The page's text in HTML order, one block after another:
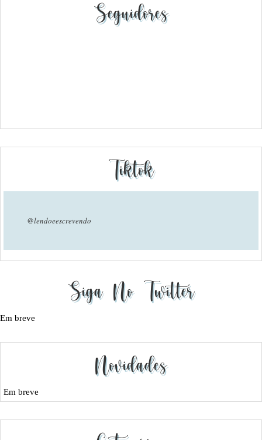
Seguidores
Tiktok
@lendoeescrevendo
Siga No Twitter
Em breve
Novidades
Em breve